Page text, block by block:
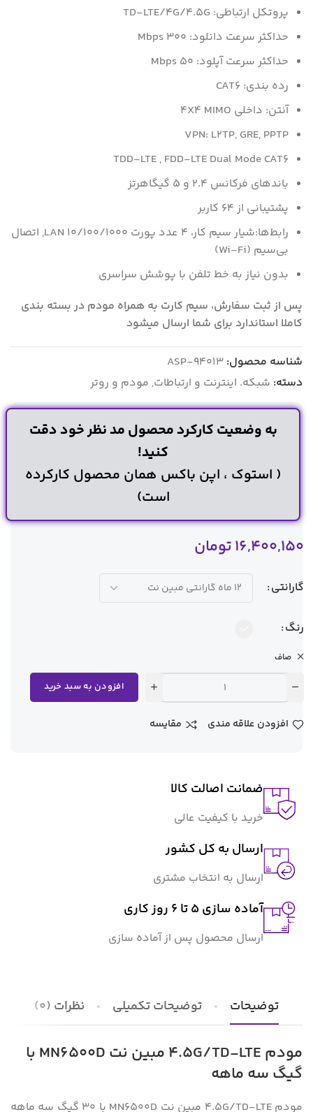
پروتکل ارتباطی: TD-LTE/4G/4.5G
حداکثر سرعت دانلود: 300 Mbps
حداکثر سرعت آپلود: 50 Mbps
رده بندی: CAT6
آنتن: داخلی 4X4 MIMO
VPN: L2TP, GRE, PPTP
TDD-LTE , FDD-LTE Dual Mode CAT6
باندهای فرکانس 2.4 و 5 گیگاهرتز
پشتیبانی از 64 کاربر
رابط‌ها:شیار سیم کار، 4 عدد پورت LAN 10/100/1000, اتصال
بی‌سیم (Wi-Fi)
بدون نیاز به خط تلفن با پوشش سراسری
پس از ثبت سفارش، سیم کارت به همراه مودم در بسته بندی
کاملا استاندارد برای شما ارسال میشود
شناسه محصول: ASP-94013
دسته: شبکه. اینترنت و ارتباطات, مودم و روتر
به وضعیت کارکرد محصول مد نظر خود دقت
کنید!
( استوک ، اپن باکس همان محصول کارکرده
است)
16,400,150تومان
گارانتی
رنگ
صاف
افزودن به سبد خرید
افزودن علاقه مندی مقایسه
ضمانت اصالت کالا
خرید با کیفیت عالی
ارسال به کل کشور
ارسال به انتخاب مشتری
آماده سازی 5 تا 6 روز کاری
ارسال محصول پس از آماده سازی
توضیحات توضیحات تکمیلی نظرات (0)
مودم 4.5G/TD-LTE مبین نت MN6500D با
گیگ سه ماهه
مودم 4.5G/TD-LTE مبین نت MN6500D با 30 گیگ سه ماهه